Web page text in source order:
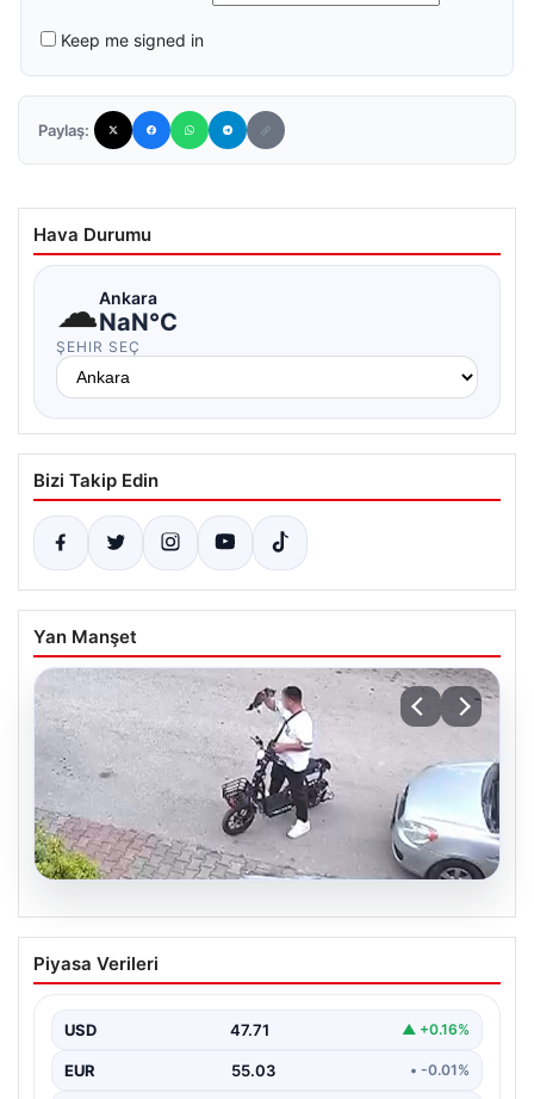
Keep me signed in
Paylaş:
Hava Durumu
☁Ankara
NaN°C
ŞEHIR SEÇ
Bizi Takip Edin
Yan Manşet
Bolu’da Vahşet: Yavru Kediye İşlenen
İğrenç Olay Kameralara Yansıdı
günlerde meydana gelen korkutucu olay, bölgedeki
sakinleri derinden sarstı. Elektrikli…
Piyasa Verileri
USD 47.71 ▲ +0.16%
EUR 55.03 • -0.01%